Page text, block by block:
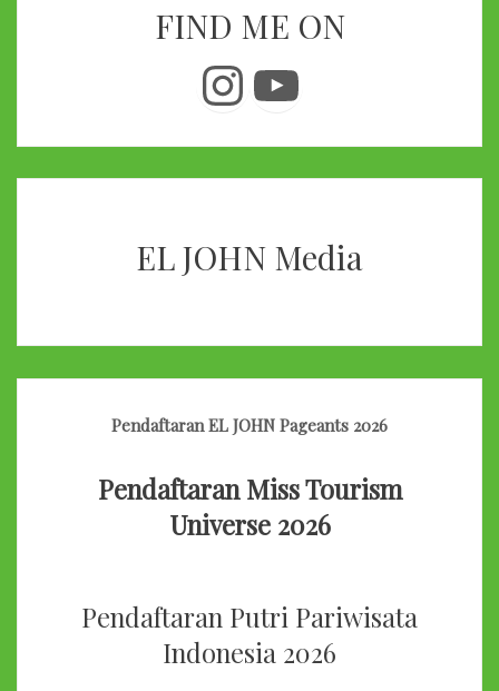
FIND ME ON
Instagram
YouTube
EL JOHN Media
Pendaftaran EL JOHN Pageants 2026
Pendaftaran Miss Tourism
Universe 2026
Pendaftaran Putri Pariwisata
Indonesia 2026